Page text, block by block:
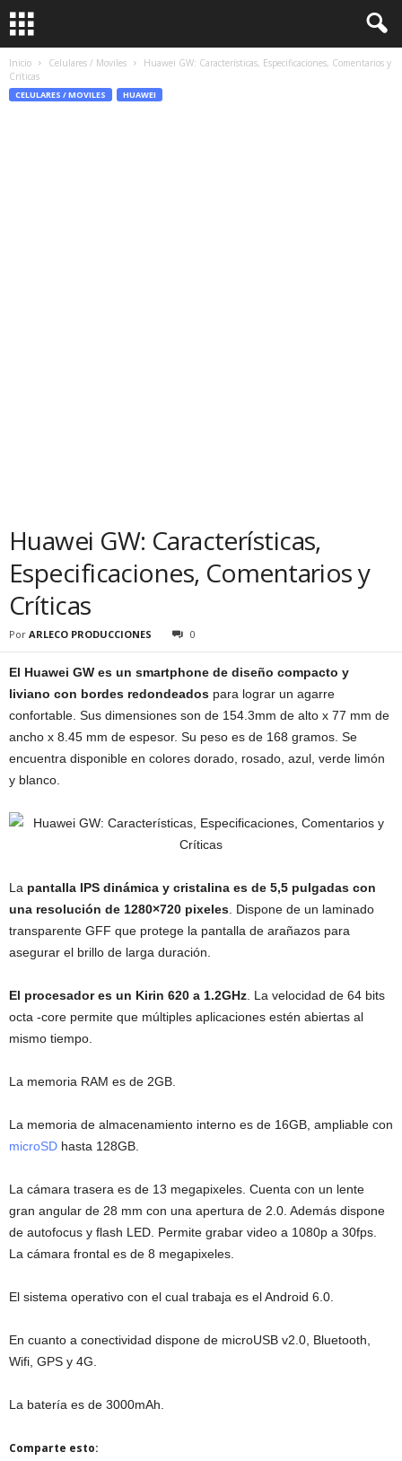
Inicio Celulares / Moviles
Huawei GW: Características, Especificaciones, Comentarios y
Críticas
CELULARES / MOVILES HUAWEI
Huawei GW: Características,
Especificaciones, Comentarios y
Críticas
Por ARLECO PRODUCCIONES 0
El Huawei GW es un smartphone de diseño compacto y
liviano con bordes redondeados para lograr un agarre
confortable. Sus dimensiones son de 154.3mm de alto x 77 mm de
ancho x 8.45 mm de espesor. Su peso es de 168 gramos. Se
encuentra disponible en colores dorado, rosado, azul, verde limón
y blanco.
La pantalla IPS dinámica y cristalina es de 5,5 pulgadas con
una resolución de 1280×720 pixeles . Dispone de un laminado
transparente GFF que protege la pantalla de arañazos para
asegurar el brillo de larga duración.
El procesador es un Kirin 620 a 1.2GHz . La velocidad de 64 bits
octa -core permite que múltiples aplicaciones estén abiertas al
mismo tiempo.
La memoria RAM es de 2GB.
La memoria de almacenamiento interno es de 16GB, ampliable con
microSD hasta 128GB.
La cámara trasera es de 13 megapixeles. Cuenta con un lente
gran angular de 28 mm con una apertura de 2.0. Además dispone
de autofocus y flash LED. Permite grabar video a 1080p a 30fps.
La cámara frontal es de 8 megapixeles.
El sistema operativo con el cual trabaja es el Android 6.0.
En cuanto a conectividad dispone de microUSB v2.0, Bluetooth,
Wifi, GPS y 4G.
La batería es de 3000mAh.
Comparte esto: